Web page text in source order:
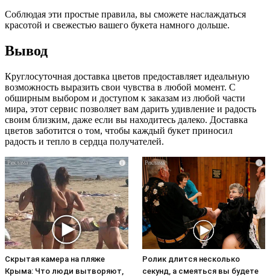
Соблюдая эти простые правила, вы сможете наслаждаться
красотой и свежестью вашего букета намного дольше.
Вывод
Круглосуточная доставка цветов предоставляет идеальную
возможность выразить свои чувства в любой момент. С
обширным выбором и доступом к заказам из любой части
мира, этот сервис позволяет вам дарить удивление и радость
своим близким, даже если вы находитесь далеко. Доставка
цветов заботится о том, чтобы каждый букет приносил
радость и тепло в сердца получателей.
i
Скрытая камера на пляже
Крыма: Что люди вытворяют,
i
Ролик длится несколько
секунд, а смеяться вы будете